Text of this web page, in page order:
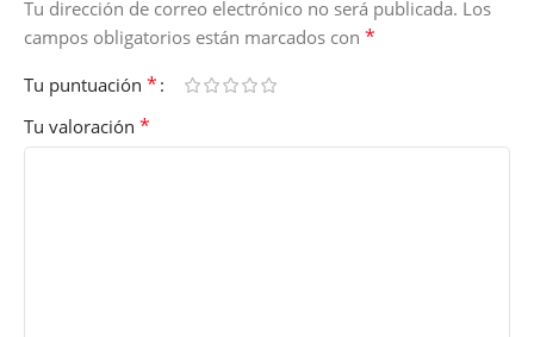
Tu dirección de correo electrónico no será publicada. Los
campos obligatorios están marcados con *
Tu puntuación *
Tu valoración *